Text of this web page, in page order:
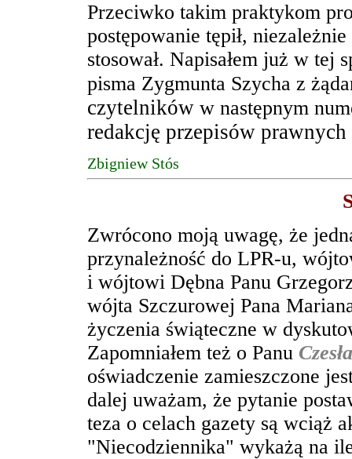
Przeciwko takim praktykom
postępowanie tępił,
stosował. Napisałem już w tej
pisma Zygmunta Szycha z
czytelników w następnym
redakcję przepisów
Zbigniew Stós
Zwrócono moją uwagę, że
przynależność do LPR-u,
i wójtowi Dębna Panu
wójta Szczurowej Pana
życzenia świąteczne w
Zapomniałem też o Panu
oświadczenie zamieszczone
dalej uważam, że pytanie
teza o celach gazety są wciąż
"Niecodziennika" wykażą na